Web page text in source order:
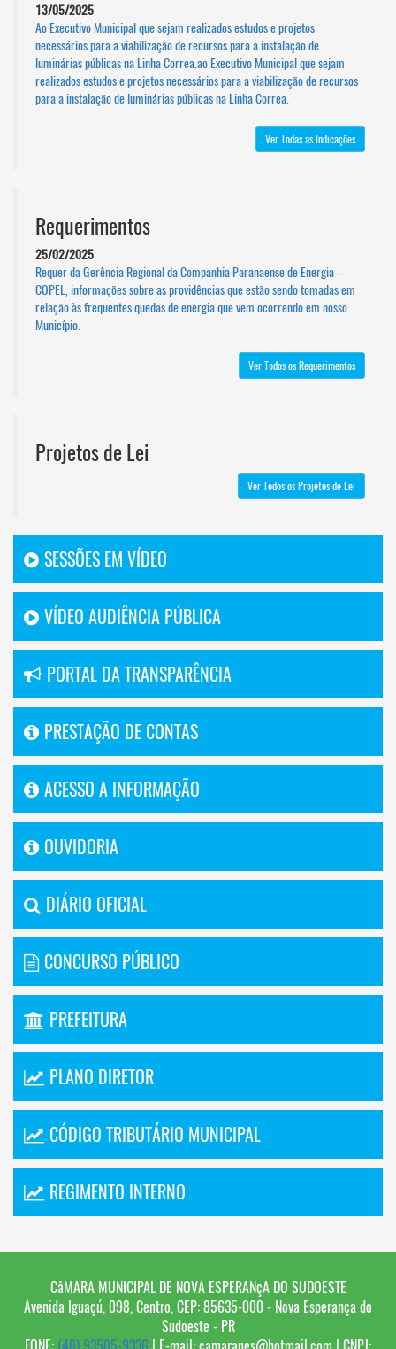
13/05/2025
Ao Executivo Municipal que sejam realizados estudos e projetos
necessários para a viabilização de recursos para a instalação de
luminárias públicas na Linha Correa.ao Executivo Municipal que sejam
realizados estudos e projetos necessários para a viabilização de recursos
para a instalação de luminárias públicas na Linha Correa.
Ver Todas as Indicações
Requerimentos
25/02/2025
Requer da Gerência Regional da Companhia Paranaense de Energia –
COPEL, informações sobre as providências que estão sendo tomadas em
relação às frequentes quedas de energia que vem ocorrendo em nosso
Município.
Ver Todos os Requerimentos
Projetos de Lei
Ver Todos os Projetos de Lei
SESSÕES EM VÍDEO
VÍDEO AUDIÊNCIA PÚBLICA
PORTAL DA TRANSPARÊNCIA
PRESTAÇÃO DE CONTAS
ACESSO A INFORMAÇÃO
OUVIDORIA
DIÁRIO OFICIAL
CONCURSO PÚBLICO
PREFEITURA
PLANO DIRETOR
CÓDIGO TRIBUTÁRIO MUNICIPAL
REGIMENTO INTERNO
CâMARA MUNICIPAL DE NOVA ESPERANçA DO SUDOESTE
Avenida Iguaçú, 098, Centro, CEP: 85635-000 - Nova Esperança do
Sudoeste - PR